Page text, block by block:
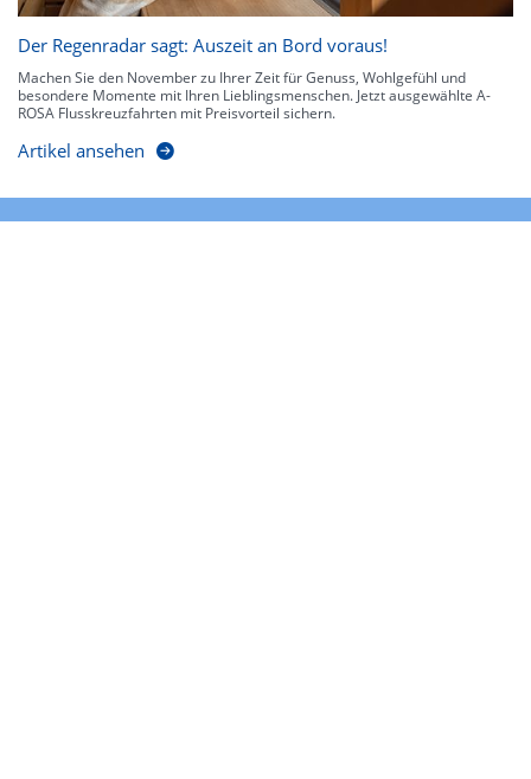
Der Regenradar sagt: Auszeit an Bord voraus!
Machen Sie den November zu Ihrer Zeit für Genuss, Wohlgefühl und
besondere Momente mit Ihren Lieblingsmenschen. Jetzt ausgewählte A-
ROSA Flusskreuzfahrten mit Preisvorteil sichern.
Artikel ansehen